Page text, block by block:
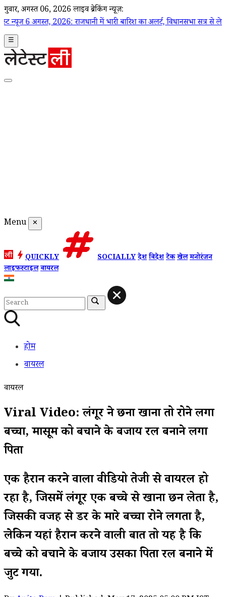
गुरूवार, अगस्त 06, 2026 लाइव ब्रेकिंग न्यूज़:
2026: राजधानी में भारी बारिश का अलर्ट, विधानसभा सत्र से लेकर स्वास्थ्य
☰
Menu ✕
QUICKLY SOCIALLYदेशविदेशटेकखेलमनोरंजन
लाइफस्टाइलवायरल
होम
वायरल
वायरल
Viral Video: लंगूर ने छीना खाना तो रोने लगा
बच्चा, मासूम को बचाने के बजाय रील बनाने लगा
पिता
एक हैरान करने वाला वीडियो तेजी से वायरल हो
रहा है, जिसमें लंगूर एक बच्चे से खाना छीन लेता है,
जिसकी वजह से डर के मारे बच्चा रोने लगता है,
लेकिन यहां हैरान करने वाली बात तो यह है कि
बच्चे को बचाने के बजाय उसका पिता रील बनाने में
जुट गया.